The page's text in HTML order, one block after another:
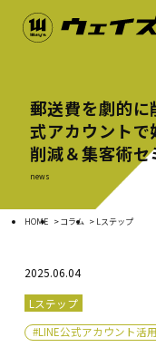
郵送費を劇的
式アカウントで
削減＆集客術セ
news
HOME コラム Lステップ
2025.06.04
Lステップ
#LINE公式アカウント活